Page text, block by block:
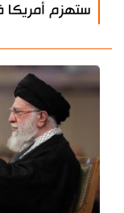
ستهزم أمريكا